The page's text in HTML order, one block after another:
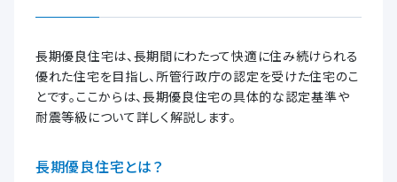
長期優良住宅は、長期間にわたって快適に住み続けられる
優れた住宅を目指し、所管行政庁の認定を受けた住宅のこ
とです。ここからは、長期優良住宅の具体的な認定基準や
耐震等級について詳しく解説します。
長期優良住宅とは？